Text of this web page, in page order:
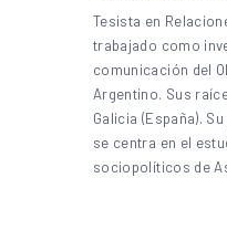
Tesista en
trabajado como
comunicación del
Argentino. Sus
Galicia (España).
se centra en el
sociopolíticos de